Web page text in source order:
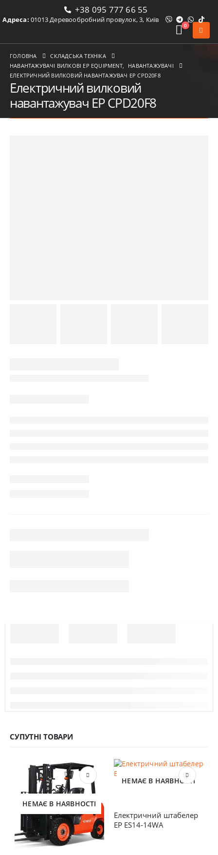
+38 095 777 66 55
Адреса: 01013 Деревообробний провулок, 3, Київ
0
ГОЛОВНА
СКЛАДСЬКА ТЕХНІКА
НАВАНТАЖУВАЧІ ВИЛКОВІ ЕР EQUIPMENT,
НАВАНТАЖУВАЧІ
ЕЛЕКТРИЧНИЙ ВИЛКОВИЙ НАВАНТАЖУВАЧ EP CPD20F8
Електричний вилковий
навантажувач EP CPD20F8
СУПУТНІ ТОВАРИ
НЕМАЄ В НАЯВНОСТІ
НЕМАЄ В НАЯВНОСТІ
Електричний штабелер
EP ES14-14WA